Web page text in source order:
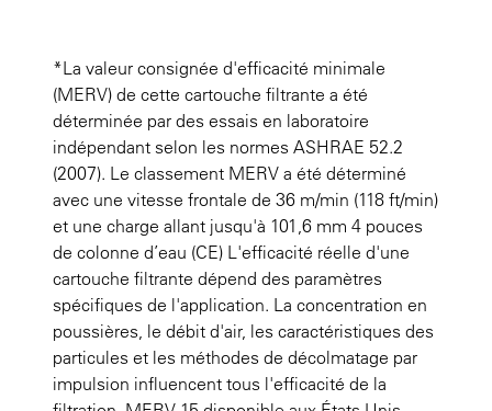
*La valeur consignée d'efficacité minimale
(MERV) de cette cartouche filtrante a été
déterminée par des essais en laboratoire
indépendant selon les normes ASHRAE 52.2
(2007). Le classement MERV a été déterminé
avec une vitesse frontale de 36 m/min (118 ft/min)
et une charge allant jusqu'à 101,6 mm 4 pouces
de colonne d’eau (CE) L'efficacité réelle d'une
cartouche filtrante dépend des paramètres
spécifiques de l'application. La concentration en
poussières, le débit d'air, les caractéristiques des
particules et les méthodes de décolmatage par
impulsion influencent tous l'efficacité de la